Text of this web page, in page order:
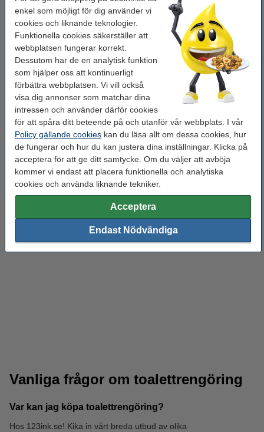
enkel som möjligt för dig använder vi
cookies och liknande teknologier.
Funktionella cookies säkerställer att
webbplatsen fungerar korrekt.
Dessutom har de en analytisk funktion
som hjälper oss att kontinuerligt
förbättra webbplatsen. Vi vill också
visa dig annonser som matchar dina
intressen och använder därför cookies
för att spåra ditt beteende på och utanför vår webbplats. I vår
Policy gällande cookies kan du läsa allt om dessa cookies, hur
de fungerar och hur du kan justera dina inställningar. Klicka på
acceptera för att ge ditt samtycke. Om du väljer att avböja
kommer vi endast att placera funktionella och analytiska
cookies och använda liknande tekniker.
Acceptera
Endast Nödvändiga
Med hjälp av de här produkterna kommer städningen bli både
snabbare och mer hygienisk. Toaletten kommer att bli en
trevligare miljö att besöka, och grundrengöringen blir betydligt
enklare.
Se till att du har allt du behöver –
lägg till
Vanliga frågor om toalettrengöring
Var kan jag köpa toalettrengöring?
Hos 123ink.se! Kika in vårt breda utbud av olika